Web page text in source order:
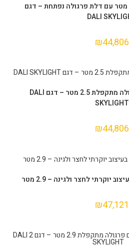
מטבח חוץ בנוי לגינה 2.5 מטר עם דלת פרגולה נפתחת – דגם
DALI
₪44,806
הוספה לסל
מטבח חוץ בנוי עם פרגולה מתקפלת 2.5 מטר – דגם DALI
SKYLIGHT
₪44,806
יוקרתי לחצר ולגינה – 2.9 מטר
₪47,121